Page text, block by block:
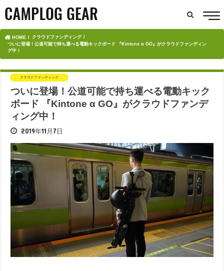
HOME
クラウドファンディング
ついに登場！公道可能で持ち運べる電動キックボード 『Kintone α GO』がクラウドファンディン
グ中！
クラウドファンディング
ついに登場！公道可能で持ち運べる電動キック
ボード 『Kintone α GO』がクラウドファンデ
ィング中！
2019年11月7日